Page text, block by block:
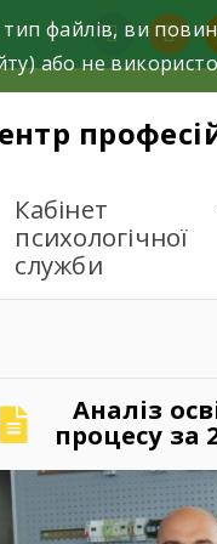
facebook
Кабінет
психологічної
служби
Аналіз
процесу за
файлів, ви
або не